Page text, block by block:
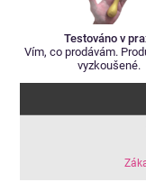
Testováno v
Vím, co prodávám.
vyzkoušené.